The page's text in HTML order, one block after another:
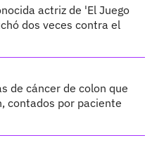
actriz de 'El Juego
dos veces contra el
de cáncer de colon que
contados por paciente